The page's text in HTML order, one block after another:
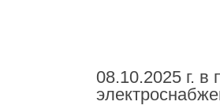
08.10.2025 г. в